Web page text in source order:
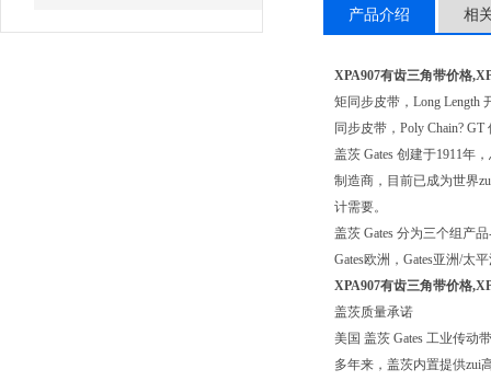
产品介绍 相
XPA907有齿三角带价格
矩同步皮带，Long Length
同步皮带，Poly Chain?
盖茨 Gates 创建于1911年
制造商，目前已成为世界
计需要。
盖茨 Gates 分为三个组产
Gates欧洲，Gates亚洲/太
XPA907有齿三角带价格
盖茨质量承诺
美国 盖茨 Gates 工业传动
多年来，盖茨内置提供zui